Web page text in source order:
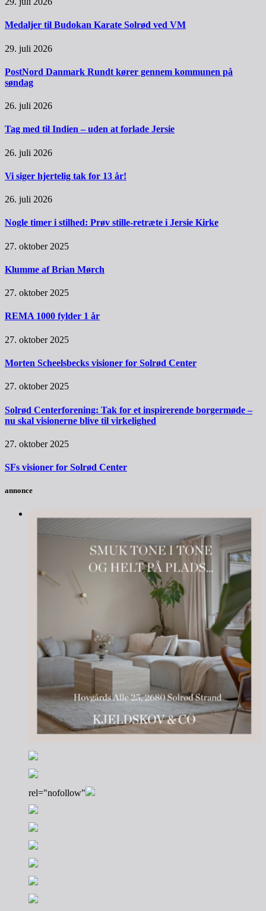
Medaljer til Budokan Karate Solrød ved VM
29. juli 2026
PostNord Danmark Rundt kører gennem kommunen på
søndag
26. juli 2026
Tag med til Indien – uden at forlade Jersie
26. juli 2026
Vi siger hjertelig tak for 13 år!
26. juli 2026
Nogle timer i stilhed: Prøv stille-retræte i Jersie Kirke
27. oktober 2025
Klumme af Brian Mørch
27. oktober 2025
REMA 1000 fylder 1 år
27. oktober 2025
Morten Scheelsbecks visioner for Solrød Center
27. oktober 2025
Solrød Centerforening: Tak for et inspirerende borgermøde –
nu skal visionerne blive til virkelighed
27. oktober 2025
SFs visioner for Solrød Center
annonce
rel="nofollow"